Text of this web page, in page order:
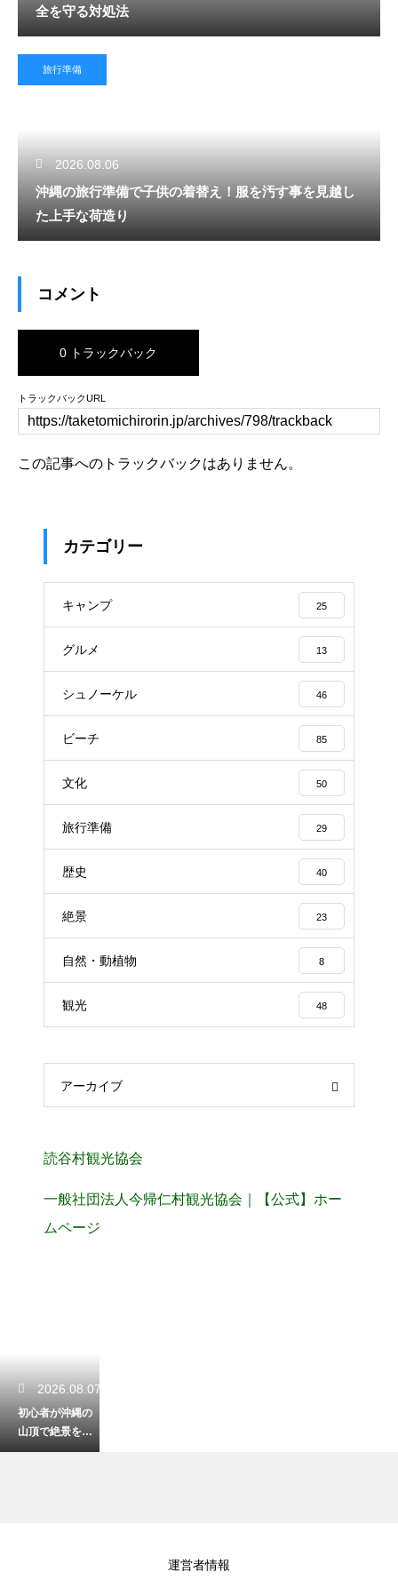
全を守る対処法
旅行準備
2026.08.06
沖縄の旅行準備で子供の着替え！服を汚す事を見越し
た上手な荷造り
コメント
0 トラックバック
トラックバックURL
この記事へのトラックバックはありません。
カテゴリー
キャンプ 25
グルメ 13
シュノーケル 46
ビーチ 85
文化 50
旅行準備 29
歴史 40
絶景 23
自然・動植物 8
観光 48
アーカイブ
読谷村観光協会
一般社団法人今帰仁村観光協会｜【公式】ホー
ムページ
2026.08.07
初心者が沖縄の
山頂で絶景を見
る登山！安全に
運営者情報